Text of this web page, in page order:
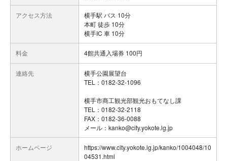
アクセス方法
横手駅 バス 10分
本町 徒歩 10分
横手IC 車 10分
料金 4館共通入場券 100円
連絡先
横手公園展望台
TEL：0182-32-1096
横手市商工観光部観光おもてなし課
TEL：0182-32-2118
FAX：0182-36-0088
メール：kanko@city.yokote.lg.jp
ホームページ
https://www.city.yokote.lg.jp/kanko/1004048/10
04531.html